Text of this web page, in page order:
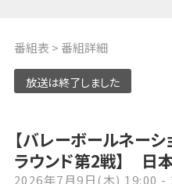
番組表 > 番組詳細
放送は終了しました
【バレーボールネー
ラウンド第2戦】 日
2026年7月9日(木) 19:00 -